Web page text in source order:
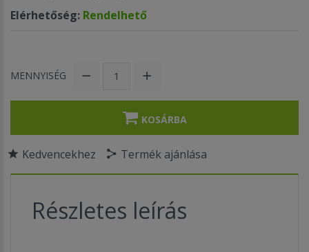
Elérhetőség: Rendelhető
MENNYISÉG
KOSÁRBA
Kedvencekhez Termék ajánlása
Részletes leírás